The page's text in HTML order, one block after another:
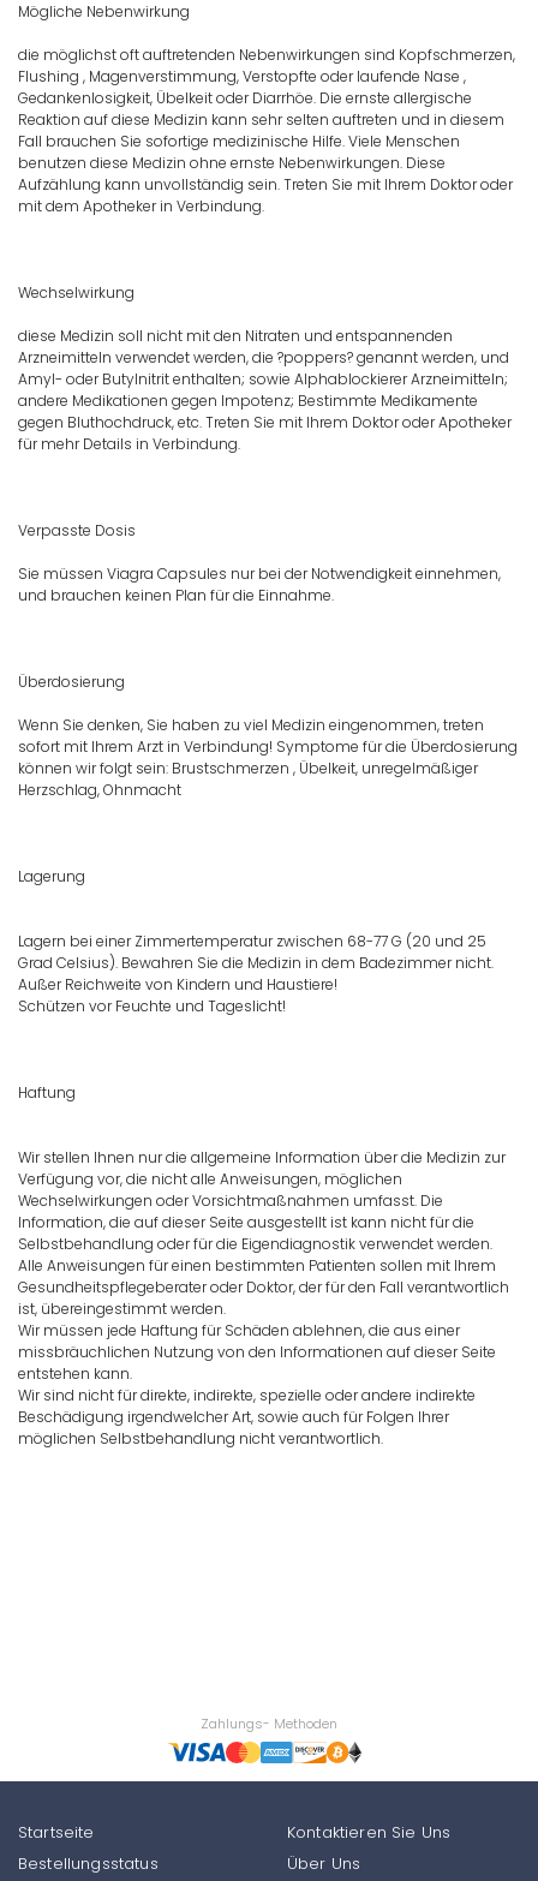
Mögliche Nebenwirkung
die möglichst oft auftretenden Nebenwirkungen sind Kopfschmerzen,
Flushing , Magenverstimmung, Verstopfte oder laufende Nase ,
Gedankenlosigkeit, Übelkeit oder Diarrhöe. Die ernste allergische
Reaktion auf diese Medizin kann sehr selten auftreten und in diesem
Fall brauchen Sie sofortige medizinische Hilfe. Viele Menschen
benutzen diese Medizin ohne ernste Nebenwirkungen. Diese
Aufzählung kann unvollständig sein. Treten Sie mit Ihrem Doktor oder
mit dem Apotheker in Verbindung.
Wechselwirkung
diese Medizin soll nicht mit den Nitraten und entspannenden
Arzneimitteln verwendet werden, die ?poppers? genannt werden, und
Amyl- oder Butylnitrit enthalten; sowie Alphablockierer Arzneimitteln;
andere Medikationen gegen Impotenz; Bestimmte Medikamente
gegen Bluthochdruck, etc. Treten Sie mit Ihrem Doktor oder Apotheker
für mehr Details in Verbindung.
Verpasste Dosis
Sie müssen Viagra Capsules nur bei der Notwendigkeit einnehmen,
und brauchen keinen Plan für die Einnahme.
Überdosierung
Wenn Sie denken, Sie haben zu viel Medizin eingenommen, treten
sofort mit Ihrem Arzt in Verbindung! Symptome für die Überdosierung
können wir folgt sein: Brustschmerzen , Übelkeit, unregelmäßiger
Herzschlag, Ohnmacht
Lagerung
Lagern bei einer Zimmertemperatur zwischen 68-77 G (20 und 25
Grad Celsius). Bewahren Sie die Medizin in dem Badezimmer nicht.
Außer Reichweite von Kindern und Haustiere!
Schützen vor Feuchte und Tageslicht!
Haftung
Wir stellen Ihnen nur die allgemeine Information über die Medizin zur
Verfügung vor, die nicht alle Anweisungen, möglichen
Wechselwirkungen oder Vorsichtmaßnahmen umfasst. Die
Information, die auf dieser Seite ausgestellt ist kann nicht für die
Selbstbehandlung oder für die Eigendiagnostik verwendet werden.
Alle Anweisungen für einen bestimmten Patienten sollen mit Ihrem
Gesundheitspflegeberater oder Doktor, der für den Fall verantwortlich
ist, übereingestimmt werden.
Wir müssen jede Haftung für Schäden ablehnen, die aus einer
missbräuchlichen Nutzung von den Informationen auf dieser Seite
entstehen kann.
Wir sind nicht für direkte, indirekte, spezielle oder andere indirekte
Beschädigung irgendwelcher Art, sowie auch für Folgen Ihrer
möglichen Selbstbehandlung nicht verantwortlich.
Zahlungs- Methoden
Startseite
Bestellungsstatus
Kontaktieren Sie Uns
Über Uns